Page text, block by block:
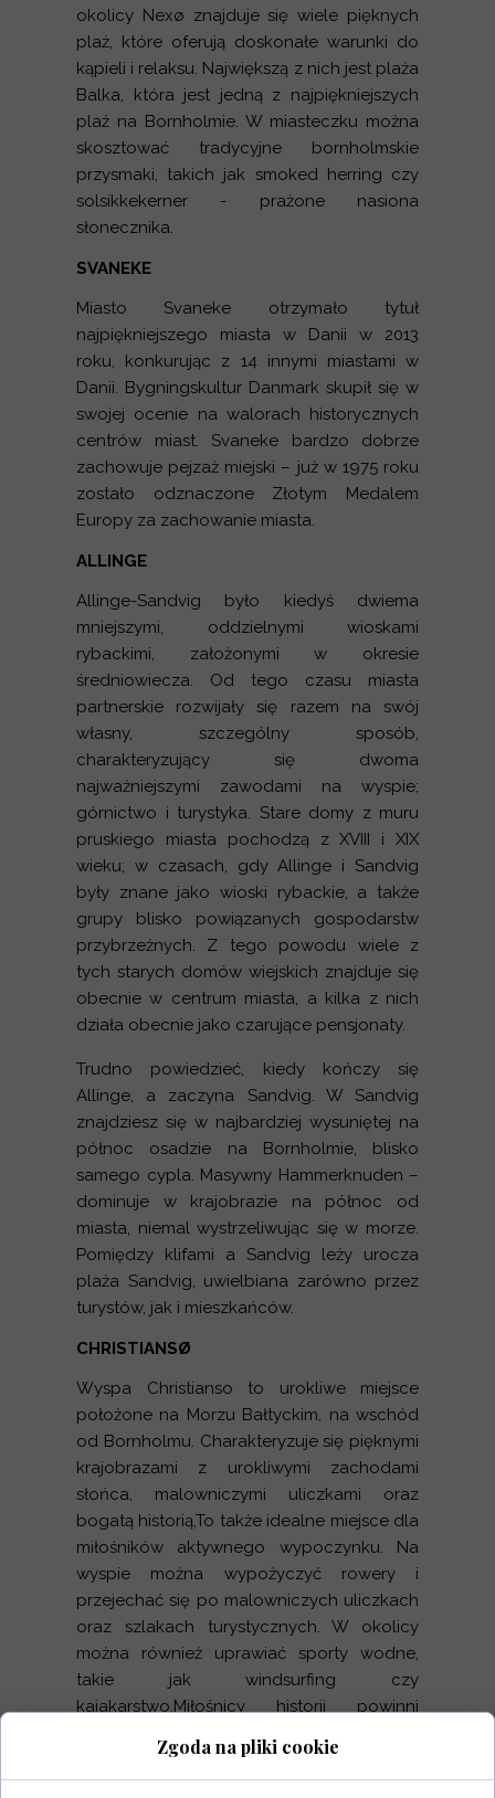
okolicy Nexø znajduje się wiele pięknych
plaż, które oferują doskonałe warunki do
kąpieli i relaksu. Największą z nich jest plaża
Balka, która jest jedną z najpiękniejszych
plaż na Bornholmie. W miasteczku można
skosztować tradycyjne bornholmskie
przysmaki, takich jak smoked herring czy
solsikkekerner - prażone nasiona
słonecznika.
SVANEKE
Miasto Svaneke otrzymało tytuł
najpiękniejszego miasta w Danii w 2013
roku, konkurując z 14 innymi miastami w
Danii. Bygningskultur Danmark skupił się w
swojej ocenie na walorach historycznych
centrów miast. Svaneke bardzo dobrze
zachowuje pejzaż miejski – już w 1975 roku
zostało odznaczone Złotym Medalem
Europy za zachowanie miasta.
ALLINGE
Allinge-Sandvig było kiedyś dwiema
mniejszymi, oddzielnymi wioskami
rybackimi, założonymi w okresie
średniowiecza. Od tego czasu miasta
partnerskie rozwijały się razem na swój
własny, szczególny sposób,
charakteryzujący się dwoma
najważniejszymi zawodami na wyspie;
górnictwo i turystyka. Stare domy z muru
pruskiego miasta pochodzą z XVIII i XIX
wieku; w czasach, gdy Allinge i Sandvig
były znane jako wioski rybackie, a także
grupy blisko powiązanych gospodarstw
przybrzeżnych. Z tego powodu wiele z
tych starych domów wiejskich znajduje się
obecnie w centrum miasta, a kilka z nich
działa obecnie jako czarujące pensjonaty.
Trudno powiedzieć, kiedy kończy się
Allinge, a zaczyna Sandvig. W Sandvig
znajdziesz się w najbardziej wysuniętej na
północ osadzie na Bornholmie, blisko
samego cypla. Masywny Hammerknuden –
dominuje w krajobrazie na północ od
miasta, niemal wystrzeliwując się w morze.
Pomiędzy klifami a Sandvig leży urocza
plaża Sandvig, uwielbiana zarówno przez
turystów, jak i mieszkańców.
CHRISTIANSØ
Wyspa Christianso to urokliwe miejsce
położone na Morzu Bałtyckim, na wschód
od Bornholmu. Charakteryzuje się pięknymi
krajobrazami z urokliwymi zachodami
słońca, malowniczymi uliczkami oraz
bogatą historią,To także idealne miejsce dla
miłośników aktywnego wypoczynku. Na
wyspie można wypożyczyć rowery i
przejechać się po malowniczych uliczkach
oraz szlakach turystycznych. W okolicy
można również uprawiać sporty wodne,
takie jak windsurfing czy
kajakarstwo.Miłośnicy historii powinni
na wyspie. Najważniejszym z nich jest Fort
Christianso, który został zbudowany w XVII
Zgoda na pliki cookie